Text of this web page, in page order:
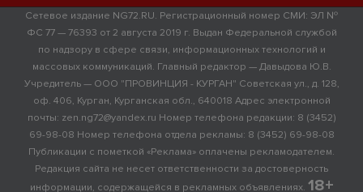
Сетевое издание NG72.RU. Регистрационный номер СМИ: ЭЛ №
ФС 77 — 76393 от 2 августа 2019 г. Выдан Федеральной службой
по надзору в сфере связи, информационных технологий и
массовых коммуникаций. Главный редактор — Давыдова Ю.В.
Учредитель — ООО "ПРОВИНЦИЯ - КУРГАН" Советская ул., д. 128,
оф. 406, Курган, Курганская обл., 640018 Адрес электронной
почты: zen.ng72@yandex.ru Номер телефона редакции: 8 (3452)
69-98-08 Номер телефона отдела рекламы: 8 (3452) 69-98-08
Публикации с пометкой «Реклама» оплачены рекламодателем.
Редакция сайта не несет ответственности за достоверность
информации, содержащейся в рекламных объявлениях. 18+